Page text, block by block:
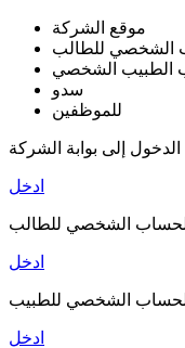
موقع الشركة
الشخصي للطالب
الطبيب الشخصي
سدو
للموظفين
إلى بوابة الشركة
ادخل
الشخصي للطالب
ادخل
الشخصي للطبيب
ادخل